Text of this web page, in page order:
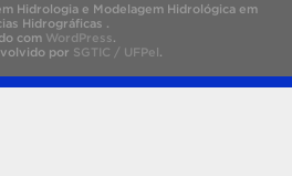
Hidrologia e Modelagem Hidrológica em
Hidrográficas .
com WordPress.
por SGTIC / UFPel.